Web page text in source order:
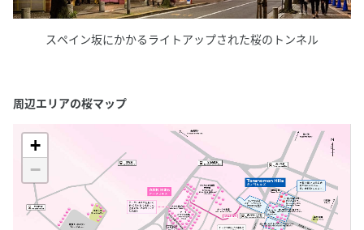
スペイン坂にかかるライトアップされた桜のトンネル
周辺エリアの桜マップ
+
−